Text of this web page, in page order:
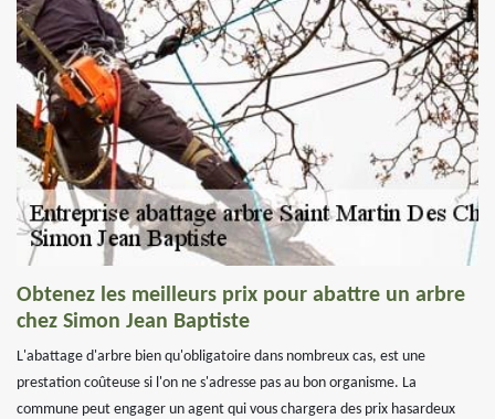
Obtenez les meilleurs prix pour abattre un arbre
chez Simon Jean Baptiste
L'abattage d'arbre bien qu'obligatoire dans nombreux cas, est une
prestation coûteuse si l'on ne s'adresse pas au bon organisme. La
commune peut engager un agent qui vous chargera des prix hasardeux